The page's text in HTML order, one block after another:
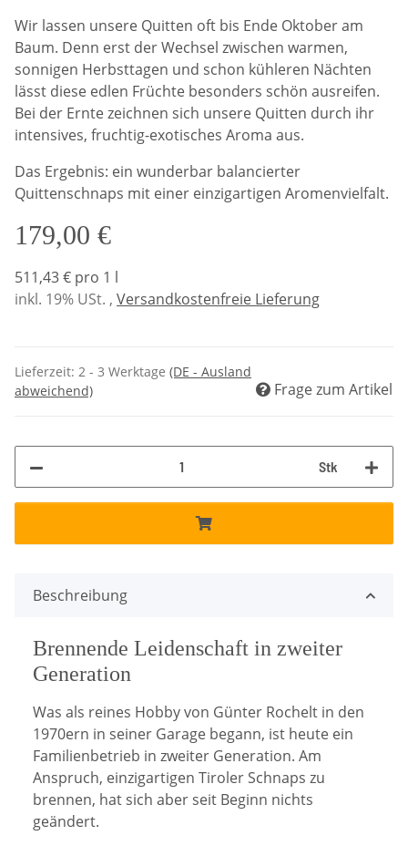
Wir lassen unsere Quitten oft bis Ende Oktober am
Baum. Denn erst der Wechsel zwischen warmen,
sonnigen Herbsttagen und schon kühleren Nächten
lässt diese edlen Früchte besonders schön ausreifen.
Bei der Ernte zeichnen sich unsere Quitten durch ihr
intensives, fruchtig-exotisches Aroma aus.
Das Ergebnis: ein wunderbar balancierter
Quittenschnaps mit einer einzigartigen Aromenvielfalt.
179,00 €
511,43 € pro 1 l
inkl. 19% USt. , Versandkostenfreie Lieferung
Lieferzeit: 2 - 3 Werktage (DE - Ausland
abweichend)
Frage zum Artikel
Stk
Beschreibung
Brennende Leidenschaft in zweiter
Generation
Was als reines Hobby von Günter Rochelt in den
1970ern in seiner Garage begann, ist heute ein
Familienbetrieb in zweiter Generation. Am
Anspruch, einzigartigen Tiroler Schnaps zu
brennen, hat sich aber seit Beginn nichts
geändert.